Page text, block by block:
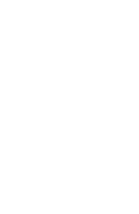
années futures
d’écran